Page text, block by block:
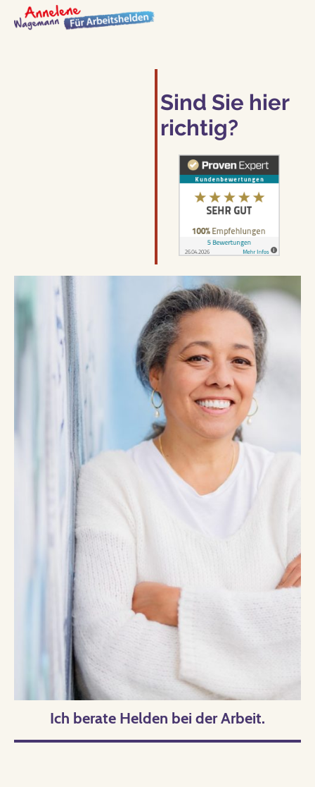
Sind Sie hier
richtig?
Ich berate Helden bei der Arbeit.